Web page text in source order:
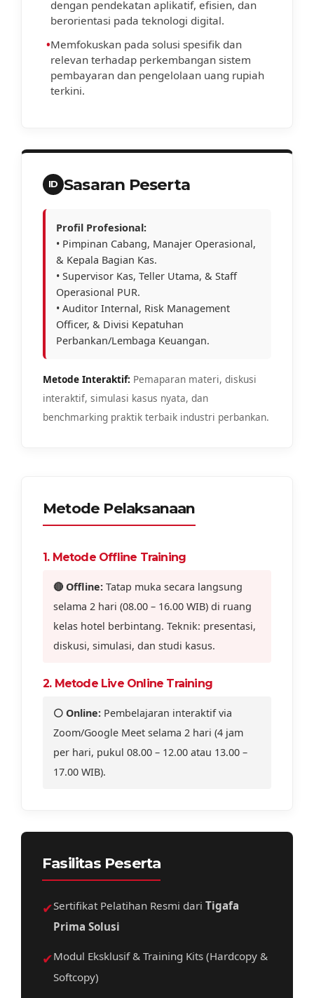
dengan pendekatan aplikatif, efisien, dan
berorientasi pada teknologi digital.
•Memfokuskan pada solusi spesifik dan
relevan terhadap perkembangan sistem
pembayaran dan pengelolaan uang rupiah
terkini.
ID Sasaran Peserta
Profil Profesional:
• Pimpinan Cabang, Manajer Operasional,
& Kepala Bagian Kas.
• Supervisor Kas, Teller Utama, & Staff
Operasional PUR.
• Auditor Internal, Risk Management
Officer, & Divisi Kepatuhan
Perbankan/Lembaga Keuangan.
Metode Interaktif: Pemaparan materi, diskusi
interaktif, simulasi kasus nyata, dan
benchmarking praktik terbaik industri perbankan.
Metode Pelaksanaan
1. Metode Offline Training
🔴 Offline: Tatap muka secara langsung
selama 2 hari (08.00 – 16.00 WIB) di ruang
kelas hotel berbintang. Teknik: presentasi,
diskusi, simulasi, dan studi kasus.
2. Metode Live Online Training
⚪ Online: Pembelajaran interaktif via
Zoom/Google Meet selama 2 hari (4 jam
per hari, pukul 08.00 – 12.00 atau 13.00 –
17.00 WIB).
Fasilitas Peserta
✔Sertifikat Pelatihan Resmi dari Tigafa
Prima Solusi
✔Modul Eksklusif & Training Kits (Hardcopy &
Softcopy)